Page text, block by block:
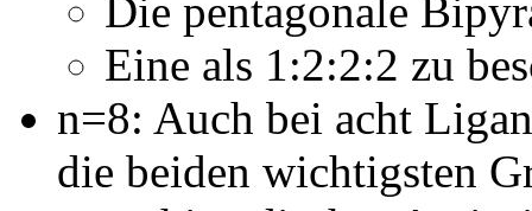
Die pentagonale
Eine als 1:2:2:2 zu
n=8: Auch bei acht
die beiden wichtigsten